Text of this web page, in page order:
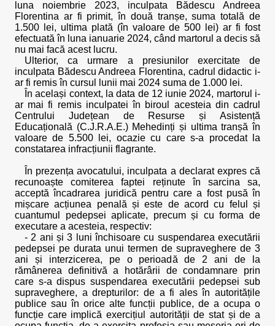
luna noiembrie 2023, inculpata Bădescu Andreea
Florentina ar fi primit, în două tranșe, suma totală de
1.500 lei, ultima plată (în valoare de 500 lei) ar fi fost
efectuată în luna ianuarie 2024, când martorul a decis să
nu mai facă acest lucru.
Ulterior, ca urmare a presiunilor exercitate de
inculpata Bădescu Andreea Florentina, cadrul didactic i-
ar fi remis în cursul lunii mai 2024 suma de 1.000 lei.
În același context, la data de 12 iunie 2024, martorul i-
ar mai fi remis inculpatei în biroul acesteia din cadrul
Centrului Județean de Resurse și Asistență
Educațională (C.J.R.A.E.) Mehedinți și ultima tranșă în
valoare de 5.500 lei, ocazie cu care s-a procedat la
constatarea infracțiunii flagrante.
În prezența avocatului, inculpata a declarat expres că
recunoaște comiterea faptei reținute în sarcina sa,
acceptă încadrarea juridică pentru care a fost pusă în
mișcare acțiunea penală și este de acord cu felul și
cuantumul pedepsei aplicate, precum și cu forma de
executare a acesteia, respectiv:
- 2 ani și 3 luni închisoare cu suspendarea executării
pedepsei pe durata unui termen de supraveghere de 3
ani și interzicerea, pe o perioadă de 2 ani de la
rămânerea definitivă a hotărârii de condamnare prin
care s-a dispus suspendarea executării pedepsei sub
supraveghere, a drepturilor: de a fi ales în autoritățile
publice sau în orice alte funcții publice, de a ocupa o
funcție care implică exercițiul autorității de stat și de a